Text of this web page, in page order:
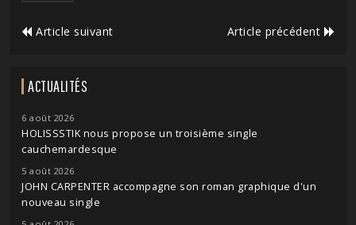
Article suivant Article précédent
ACTUALITÉS
6 août 2026
HOLISSSTIK nous propose un troisième single
cauchemardesque
5 août 2026
JOHN CARPENTER accompagne son roman graphique d'un
nouveau single